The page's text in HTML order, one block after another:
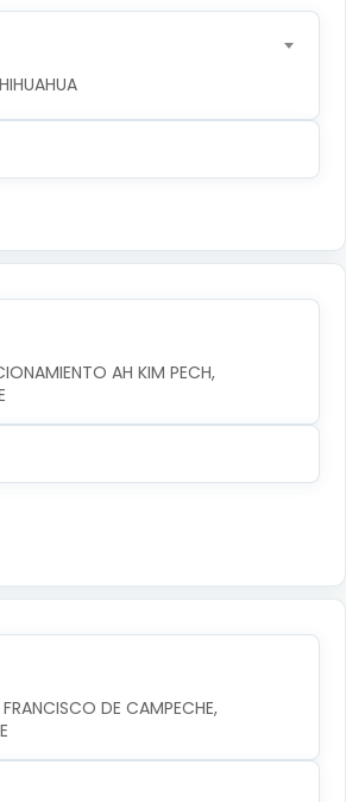
AH KIM PECH,
DE CAMPECHE,